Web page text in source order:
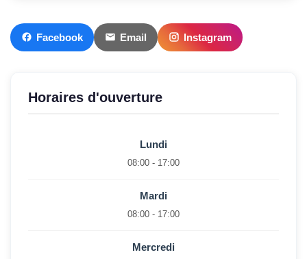
Facebook Email Instagram
Horaires d'ouverture
Lundi
08:00 - 17:00
Mardi
08:00 - 17:00
Mercredi